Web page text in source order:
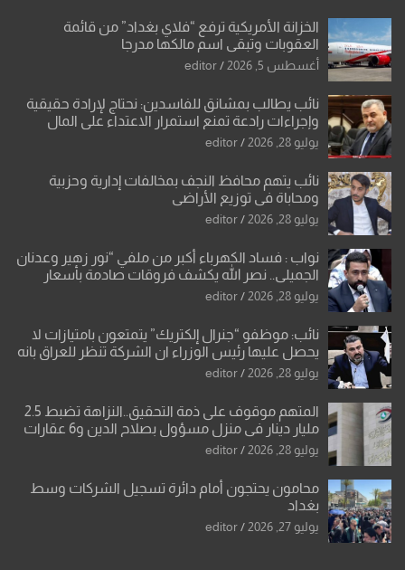
الخزانة الأمريكية ترفع “فلاي بغداد” من قائمة
العقوبات وتبقي اسم مالكها مدرجا
أغسطس 5, 2026 editor
نائب يطالب بمشانق للفاسدين: نحتاج لإرادة حقيقية
وإجراءات رادعة تمنع استمرار الاعتداء على المال
العام”.
يوليو 28, 2026 editor
نائب يتهم محافظ النجف بمخالفات إدارية وحزبية
ومحاباة في توزيع الأراضي
يوليو 28, 2026 editor
نواب : فساد الكهرباء أكبر من ملفي “نور زهير وعدنان
الجميلي.. نصر الله يكشف فروقات صادمة بأسعار
معدات الكهرباء وعقودها
يوليو 28, 2026 editor
نائب: موظفو “جنرال إلكتريك” يتمتعون بامتيازات لا
يحصل عليها رئيس الوزراء ان الشركة تنظر للعراق بانه
بلد ضعيف وتفرض شروطها
يوليو 28, 2026 editor
المتهم موقوف على ذمة التحقيق..النزاهة تضبط 2.5
مليار دينار في منزل مسؤول بصلاح الدين و6 عقارات
باسم زوجته
يوليو 28, 2026 editor
محامون يحتجون أمام دائرة تسجيل الشركات وسط
بغداد
يوليو 27, 2026 editor